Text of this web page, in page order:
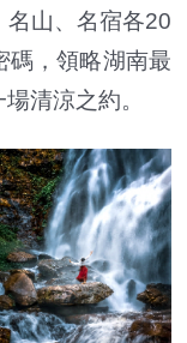
名山、名宿各20
碼，領略湖南最
清涼之約。